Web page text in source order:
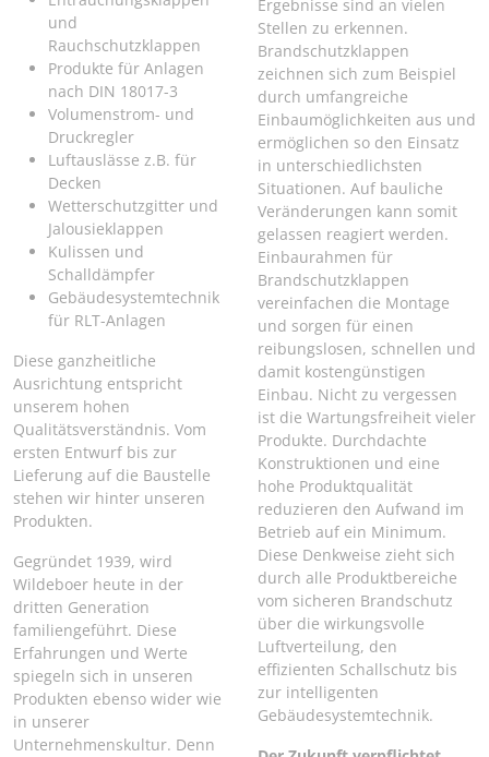
und
Rauchschutzklappen
Produkte für Anlagen
nach DIN 18017-3
Volumenstrom- und
Druckregler
Luftauslässe z.B. für
Decken
Wetterschutzgitter und
Jalousieklappen
Kulissen und
Schalldämpfer
Gebäudesystemtechnik
für RLT-Anlagen
Diese ganzheitliche
Ausrichtung entspricht
unserem hohen
Qualitätsverständnis. Vom
ersten Entwurf bis zur
Lieferung auf die Baustelle
stehen wir hinter unseren
Produkten.
Gegründet 1939, wird
Wildeboer heute in der
dritten Generation
familiengeführt. Diese
Erfahrungen und Werte
spiegeln sich in unseren
Produkten ebenso wider wie
in unserer
Unternehmenskultur. Denn
Ergebnisse sind an vielen
Stellen zu erkennen.
Brandschutzklappen
zeichnen sich zum Beispiel
durch umfangreiche
Einbaumöglichkeiten aus und
ermöglichen so den Einsatz
in unterschiedlichsten
Situationen. Auf bauliche
Veränderungen kann somit
gelassen reagiert werden.
Einbaurahmen für
Brandschutzklappen
vereinfachen die Montage
und sorgen für einen
reibungslosen, schnellen und
damit kostengünstigen
Einbau. Nicht zu vergessen
ist die Wartungsfreiheit vieler
Produkte. Durchdachte
Konstruktionen und eine
hohe Produktqualität
reduzieren den Aufwand im
Betrieb auf ein Minimum.
Diese Denkweise zieht sich
durch alle Produktbereiche
vom sicheren Brandschutz
über die wirkungsvolle
Luftverteilung, den
effizienten Schallschutz bis
zur intelligenten
Gebäudesystemtechnik.